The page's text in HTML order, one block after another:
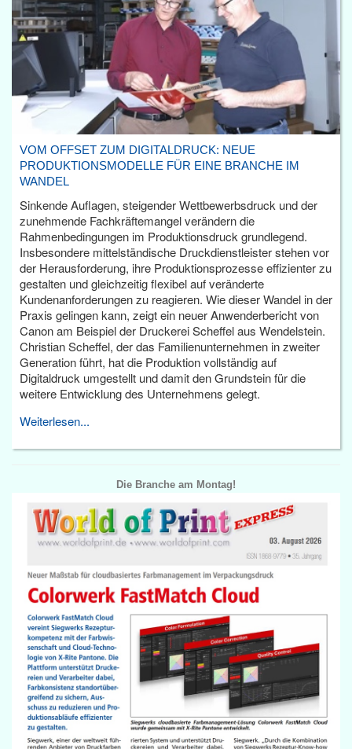
VOM OFFSET ZUM DIGITALDRUCK: NEUE
PRODUKTIONSMODELLE FÜR EINE BRANCHE IM
WANDEL
Sinkende Auflagen, steigender Wettbewerbsdruck und der
zunehmende Fachkräftemangel verändern die
Rahmenbedingungen im Produktionsdruck grundlegend.
Insbesondere mittelständische Druckdienstleister stehen vor
der Herausforderung, ihre Produktionsprozesse effizienter zu
gestalten und gleichzeitig flexibel auf veränderte
Kundenanforderungen zu reagieren. Wie dieser Wandel in der
Praxis gelingen kann, zeigt ein neuer Anwenderbericht von
Canon am Beispiel der Druckerei Scheffel aus Wendelstein.
Christian Scheffel, der das Familienunternehmen in zweiter
Generation führt, hat die Produktion vollständig auf
Digitaldruck umgestellt und damit den Grundstein für die
weitere Entwicklung des Unternehmens gelegt.
Weiterlesen...
Die Branche am Montag!